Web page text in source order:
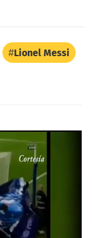
Lionel Messi